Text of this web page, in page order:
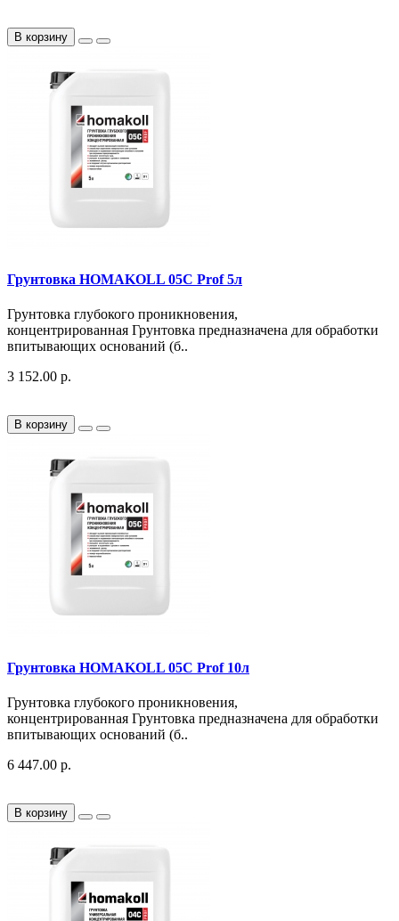
В корзину
Грунтовка HOMAKOLL 05C Prof 5л
Грунтовка глубокого проникновения,
концентрированная Грунтовка предназначена для обработки
впитывающих оснований (б..
3 152.00 р.
В корзину
Грунтовка HOMAKOLL 05C Prof 10л
Грунтовка глубокого проникновения,
концентрированная Грунтовка предназначена для обработки
впитывающих оснований (б..
6 447.00 р.
В корзину